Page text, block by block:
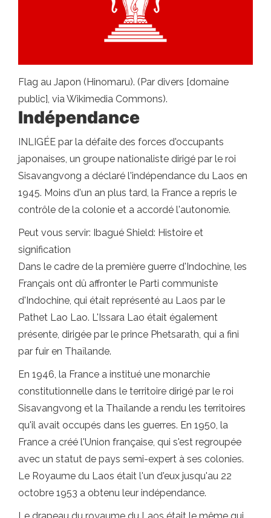
Flag au Japon (Hinomaru). (Par divers [domaine
public], via Wikimedia Commons).
Indépendance
INLIGÉE par la défaite des forces d'occupants
japonaises, un groupe nationaliste dirigé par le roi
Sisavangvong a déclaré l'indépendance du Laos en
1945. Moins d'un an plus tard, la France a repris le
contrôle de la colonie et a accordé l'autonomie.
Peut vous servir: Ibagué Shield: Histoire et
signification
Dans le cadre de la première guerre d'Indochine, les
Français ont dû affronter le Parti communiste
d'Indochine, qui était représenté au Laos par le
Pathet Lao Lao. L'Issara Lao était également
présente, dirigée par le prince Phetsarath, qui a fini
par fuir en Thaïlande.
En 1946, la France a institué une monarchie
constitutionnelle dans le territoire dirigé par le roi
Sisavangvong et la Thaïlande a rendu les territoires
qu'il avait occupés dans les guerres. En 1950, la
France a créé l'Union française, qui s'est regroupée
avec un statut de pays semi-expert à ses colonies.
Le Royaume du Laos était l'un d'eux jusqu'au 22
octobre 1953 a obtenu leur indépendance.